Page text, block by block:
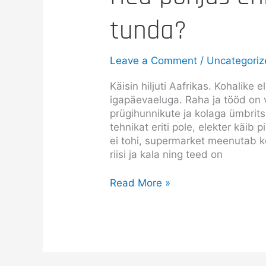
tunda?
Leave a Comment /
Käisin hiljuti Aafrikas. Kohalike
igapäevaeluga. Raha ja tööd
prügihunnikute ja kolaga
tehnikat eriti pole, elekter käib
ei tohi, supermarket meenutab
riisi ja kala ning teed on
Read More »